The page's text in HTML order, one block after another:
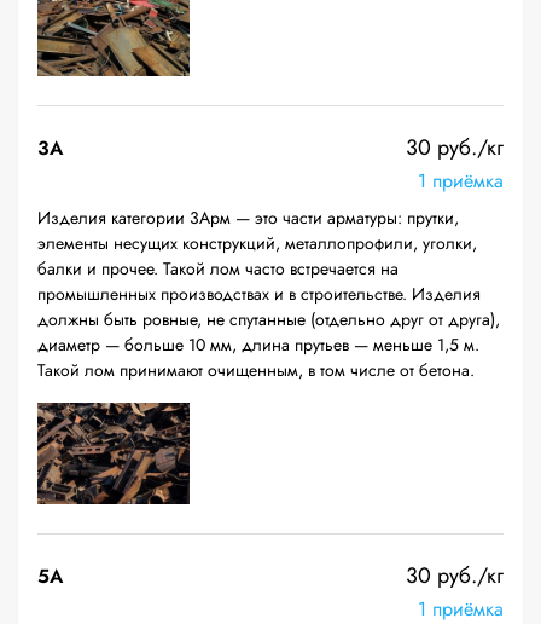
3А 30 руб./кг
1 приёмка
Изделия категории 3Арм — это части арматуры: прутки,
элементы несущих конструкций, металлопрофили, уголки,
балки и прочее. Такой лом часто встречается на
промышленных производствах и в строительстве. Изделия
должны быть ровные, не спутанные (отдельно друг от друга),
диаметр — больше 10 мм, длина прутьев — меньше 1,5 м.
Такой лом принимают очищенным, в том числе от бетона.
5А 30 руб./кг
1 приёмка